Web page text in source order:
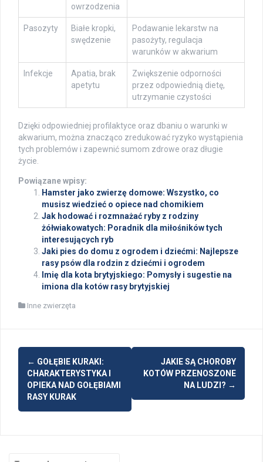
owrzodzenia
Pasozyty
Białe kropki,
swędzenie
Podawanie lekarstw na
pasożyty, regulacja
warunków w akwarium
Infekcje
Apatia, brak
apetytu
Zwiększenie odporności
przez odpowiednią dietę,
utrzymanie czystości
Dzięki odpowiedniej profilaktyce oraz dbaniu o warunki w
akwarium, można znacząco zredukować ryzyko wystąpienia
tych problemów i zapewnić sumom zdrowe oraz długie
życie.
Powiązane wpisy:
Hamster jako zwierzę domowe: Wszystko, co
musisz wiedzieć o opiece nad chomikiem
Jak hodować i rozmnażać ryby z rodziny
żółwiakowatych: Poradnik dla miłośników tych
interesujących ryb
Jaki pies do domu z ogrodem i dziećmi: Najlepsze
rasy psów dla rodzin z dziećmi i ogrodem
Imię dla kota brytyjskiego: Pomysły i sugestie na
imiona dla kotów rasy brytyjskiej
Inne zwierzęta
Post
navigation
← GOŁĘBIE KURAKI:
CHARAKTERYSTYKA I
OPIEKA NAD GOŁĘBIAMI
RASY KURAK
JAKIE SĄ CHOROBY
KOTÓW PRZENOSZONE
NA LUDZI? →